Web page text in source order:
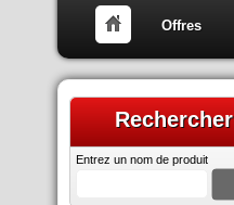
Offres
Rechercher
Entrez un nom de produit